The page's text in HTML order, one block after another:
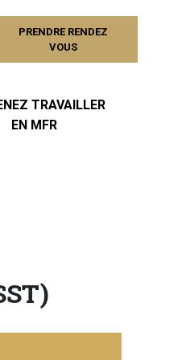
PRENDRE RENDEZ
VOUS
TRAVAILLER
EN MFR